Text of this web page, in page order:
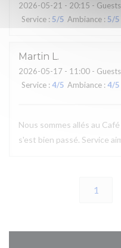
2026-05-21 - 20:15 -
Service : 5/5 Ambiance : 5/5
Martin L
2026-05-17 - 11:00 -
Service : 4/5 Ambiance : 4/5
Nous sommes allés au
s'est bien passé. Service
1